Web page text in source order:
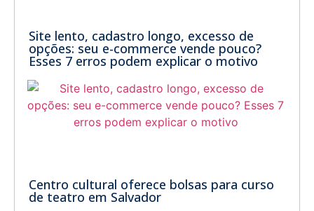
Site lento, cadastro longo, excesso de
opções: seu e-commerce vende pouco?
Esses 7 erros podem explicar o motivo
Centro cultural oferece bolsas para curso
de teatro em Salvador